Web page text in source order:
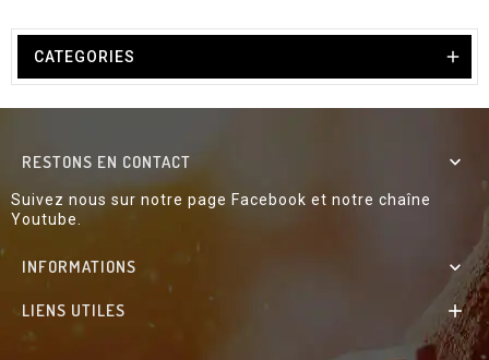
CATEGORIES 
RESTONS EN CONTACT 
Suivez nous sur notre page Facebook et notre chaîne
Youtube.
INFORMATIONS 
LIENS UTILES 